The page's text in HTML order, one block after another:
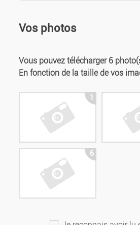
Vos photos
Vous pouvez télécharger 6
En fonction de la taille de vos
1
6